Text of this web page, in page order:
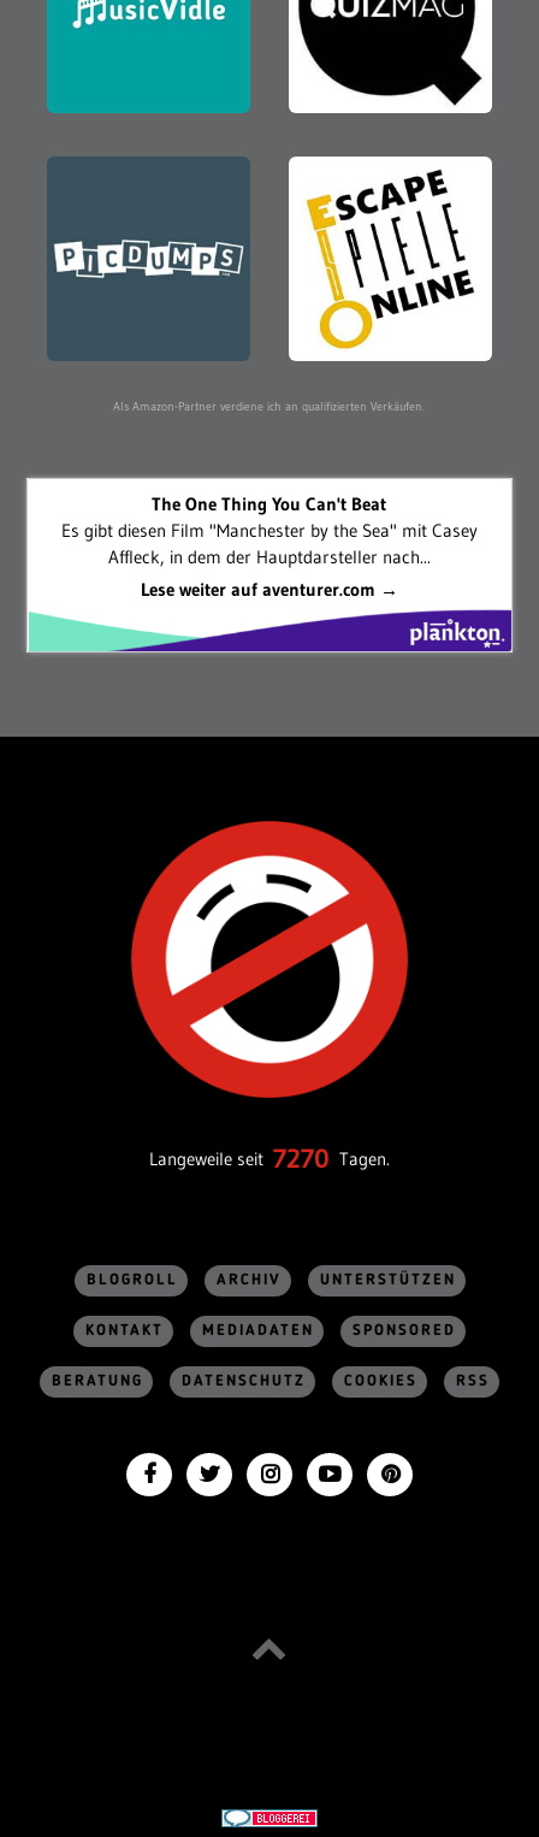
Als Amazon-Partner verdiene ich an qualifizierten Verkäufen.
The One Thing You Can't Beat
Es gibt diesen Film "Manchester by the Sea" mit Casey
Affleck, in dem der Hauptdarsteller nach...
Lese weiter auf aventurer.com →
Langeweile seit 7270 Tagen.
BLOGROLL ARCHIV UNTERSTÜTZEN
KONTAKT MEDIADATEN SPONSORED
BERATUNG DATENSCHUTZ COOKIES RSS